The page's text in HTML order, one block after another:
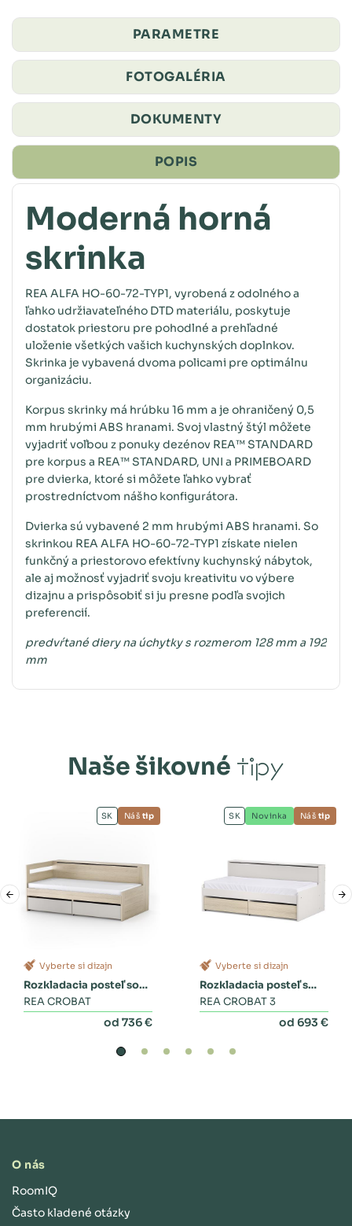
PARAMETRE
FOTOGALÉRIA
DOKUMENTY
POPIS
Moderná horná
skrinka
REA ALFA HO-60-72-TYP1, vyrobená z odolného a
ľahko udržiavateľného DTD materiálu, poskytuje
dostatok priestoru pre pohodlné a prehľadné
uloženie všetkých vašich kuchynských doplnkov.
Skrinka je vybavená dvoma policami pre optimálnu
organizáciu.
Korpus skrinky má hrúbku 16 mm a je ohraničený 0,5
mm hrubými ABS hranami. Svoj vlastný štýl môžete
vyjadriť voľbou z ponuky dezénov REA™ STANDARD
pre korpus a REA™ STANDARD, UNI a PRIMEBOARD
pre dvierka, ktoré si môžete ľahko vybrať
prostredníctvom nášho konfigurátora.
Dvierka sú vybavené 2 mm hrubými ABS hranami. So
skrinkou REA ALFA HO-60-72-TYP1 získate nielen
funkčný a priestorovo efektívny kuchynský nábytok,
ale aj možnosť vyjadriť svoju kreativitu vo výbere
dizajnu a prispôsobiť si ju presne podľa svojich
preferencií.
predvŕtané diery na úchytky s rozmerom 128 mm a 192
mm
Naše šikovné tipy
Vyberte si dizajn
Rozkladacia posteľ so
zásuvkami
REA CROBAT
od 736 €
SK Náš tip
Vyberte si dizajn
Rozkladacia posteľ s
dvoma zásuvkami a
REA CROBAT 3
od 693 €
SK Novinka Náš tip
O nás
RoomIQ
Často kladené otázky